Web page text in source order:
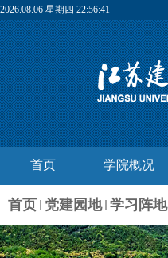
2026.08.06 星期四 22:56:42
首页 学院概况
首页 党建园地 学习阵地